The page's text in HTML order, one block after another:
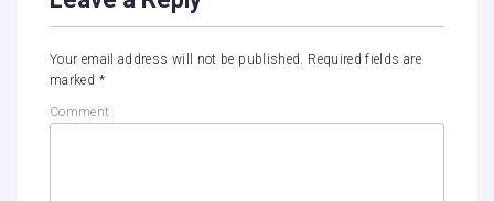
Your email address will not be published.
Required fields are
marked *
Comment